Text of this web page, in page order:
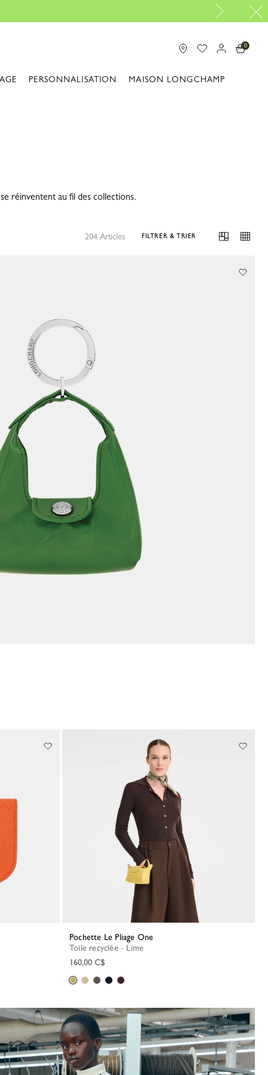
0
PERSONNALISATION MAISON LONGCHAMP
réinventent au fil des collections.
204 Articles FILTRER & TRIER
Pochette Le Pliage One
Toile recyclée - Lime
160,00 C$